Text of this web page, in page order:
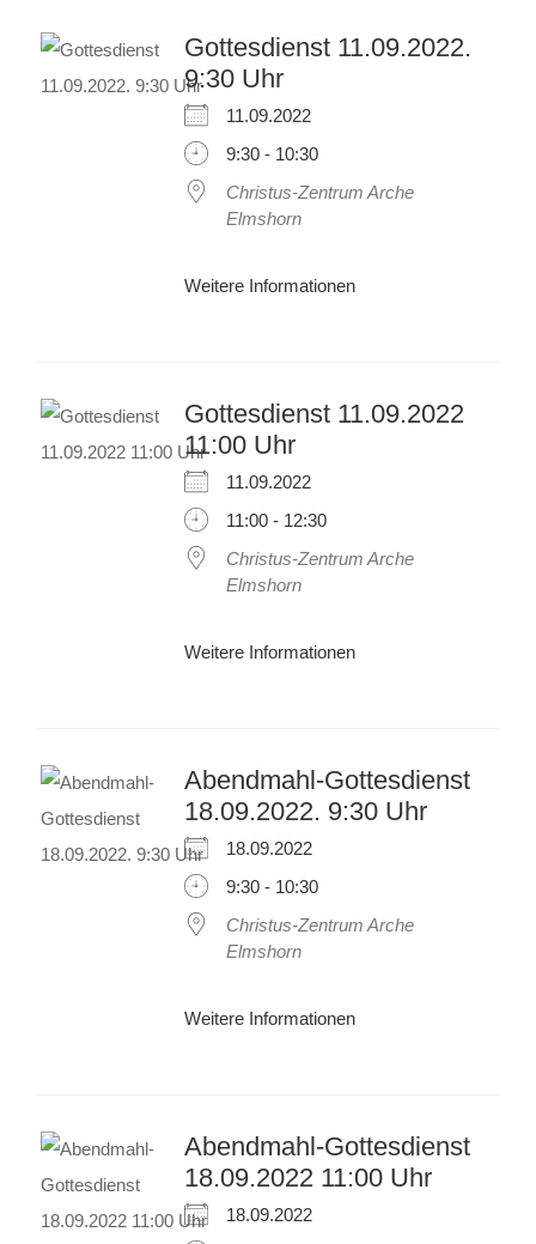
Gottesdienst 11.09.2022.
9:30 Uhr
11.09.2022
9:30 - 10:30
Christus-Zentrum Arche
Elmshorn
Weitere Informationen
Gottesdienst 11.09.2022
11:00 Uhr
11.09.2022
11:00 - 12:30
Christus-Zentrum Arche
Elmshorn
Weitere Informationen
Abendmahl-Gottesdienst
18.09.2022. 9:30 Uhr
18.09.2022
9:30 - 10:30
Christus-Zentrum Arche
Elmshorn
Weitere Informationen
Abendmahl-Gottesdienst
18.09.2022 11:00 Uhr
18.09.2022